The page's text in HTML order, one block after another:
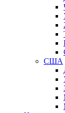
США